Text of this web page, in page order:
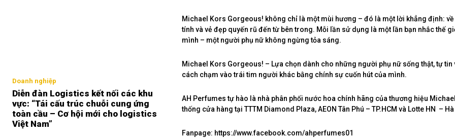
Doanh nghiệp
Diễn đàn Logistics kết nối các khu
vực: “Tái cấu trúc chuỗi cung ứng
toàn cầu – Cơ hội mới cho logistics
Việt Nam”
Michael Kors Gorgeous! không chỉ là một mùi hương – đó là một lời khẳng định:
tính và vẻ đẹp quyến rũ đến từ bên trong. Mỗi lần sử dụng là một lần bạn nhắc thế
mình – một người phụ nữ không ngừng tỏa sáng.
Michael Kors Gorgeous! – Lựa chọn dành cho những người phụ nữ sống thật, tự tin
cách chạm vào trái tim người khác bằng chính sự cuốn hút của mình.
AH Perfumes tự hào là nhà phân phối nước hoa chính hãng của thương hiệu
thống cửa hàng tại TTTM Diamond Plaza, AEON Tân Phú – TP.HCM và Lotte HN –
Fanpage: https://www.facebook.com/ahperfumes01